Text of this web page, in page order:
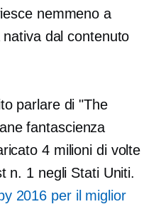
nemmeno a
dal contenuto
parlare di "The
fantascienza
4 milioni di volte
n. 1 negli Stati Uniti.
2016 per il miglior